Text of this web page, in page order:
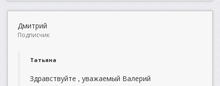
Дмитрий
Подписчик
Татьяна
Здравствуйте , уважаемый Валерий